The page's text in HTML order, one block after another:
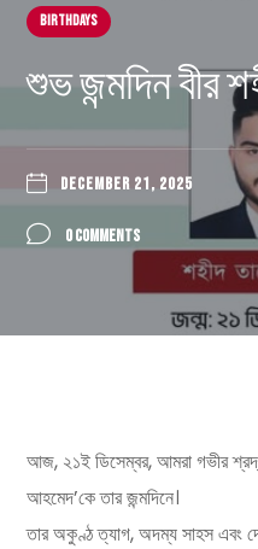
Birthdays
শুভ জন্মদিন বীর
DECEMBER 21, 2025
0 COMMENTS
আজ, ২১ই ডিসেম্বর, আমরা গভীর
আহমেদ’কে তার জন্মদিনে।
তার অকুণ্ঠ ত্যাগ, অদম্য সাহস এবং